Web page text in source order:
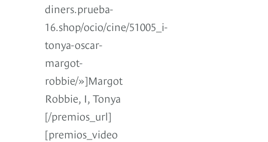
diners.prueba-
16.shop/ocio/cine/51005_i-
tonya-oscar-
margot-
robbie/»]Margot
Robbie, I, Tonya
[/premios_url]
[premios_video